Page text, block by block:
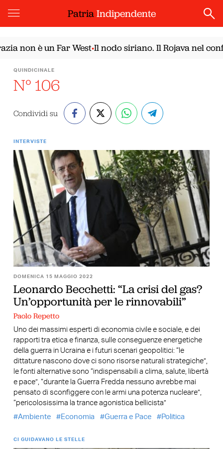
PatriaIndipendente
è un Far West•Il nodo siriano. Il Rojava nel
QUINDICINALE
N° 106
Condividi su
INTERVISTE
DOMENICA 15 MAGGIO 2022
Leonardo Becchetti: “La crisi del gas?
Un’opportunità per le rinnovabili”
Paolo Repetto
Uno dei massimi esperti di economia civile e sociale, e dei
rapporti tra etica e finanza, sulle conseguenze energetiche
della guerra in Ucraina e i futuri scenari geopolitici: “le
dittature nascono dove ci sono risorse naturali strategiche”,
le fonti alternative sono “indispensabili a clima, salute, libertà
e pace”, “durante la Guerra Fredda nessuno avrebbe mai
pensato di sconfiggere con le armi una potenza nucleare”,
“pericolosissima la trance agonistica bellicista”
Ambiente
Economia Guerra e Pace Politica
CI GUIDAVANO LE STELLE